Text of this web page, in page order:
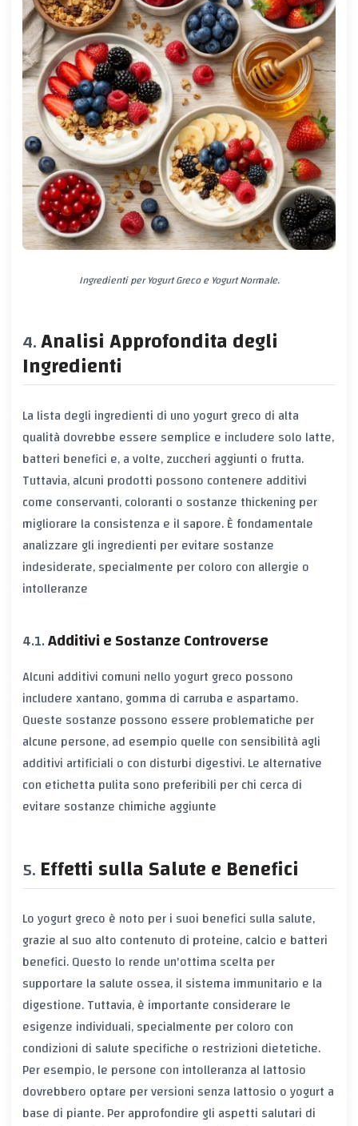
Ingredienti per Yogurt Greco e Yogurt Normale.
Analisi Approfondita degli
Ingredienti
La lista degli ingredienti di uno yogurt greco di alta
qualità dovrebbe essere semplice e includere solo latte,
batteri benefici e, a volte, zuccheri aggiunti o frutta.
Tuttavia, alcuni prodotti possono contenere additivi
come conservanti, coloranti o sostanze thickening per
migliorare la consistenza e il sapore. È fondamentale
analizzare gli ingredienti per evitare sostanze
indesiderate, specialmente per coloro con allergie o
intolleranze
Additivi e Sostanze Controverse
Alcuni additivi comuni nello yogurt greco possono
includere xantano, gomma di carruba e aspartamo.
Queste sostanze possono essere problematiche per
alcune persone, ad esempio quelle con sensibilità agli
additivi artificiali o con disturbi digestivi. Le alternative
con etichetta pulita sono preferibili per chi cerca di
evitare sostanze chimiche aggiunte
Effetti sulla Salute e Benefici
Lo yogurt greco è noto per i suoi benefici sulla salute,
grazie al suo alto contenuto di proteine, calcio e batteri
benefici. Questo lo rende un'ottima scelta per
supportare la salute ossea, il sistema immunitario e la
digestione. Tuttavia, è importante considerare le
esigenze individuali, specialmente per coloro con
condizioni di salute specifiche o restrizioni dietetiche.
Per esempio, le persone con intolleranza al lattosio
dovrebbero optare per versioni senza lattosio o yogurt a
base di piante. Per approfondire gli aspetti salutari di